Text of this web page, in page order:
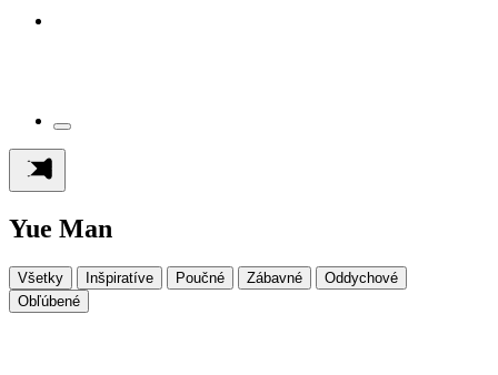
Yue Man
Všetky Inšpiratíve Poučné Zábavné
Oddychové
Obľúbené